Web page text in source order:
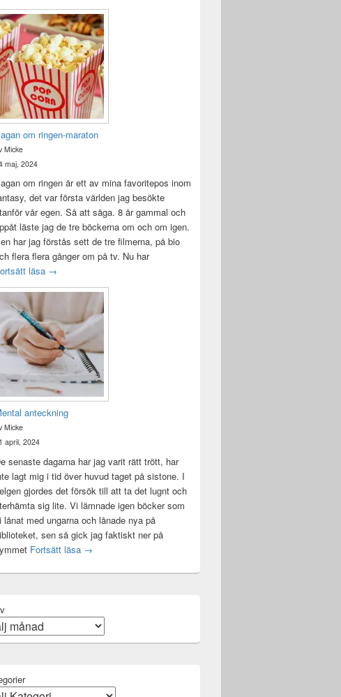
om ringen-maraton
Micke
maj, 2024
om ringen är ett av mina favoritepos inom
det var första världen jag besökte
vår egen. Så att säga. 8 år gammal och
läste jag de tre böckerna om och om igen.
har jag förstås sett de tre filmerna, på bio
flera flera gånger om på tv. Nu har
läsa Sagan om ringen-maraton
→
anteckning
Micke
april, 2024
senaste dagarna har jag varit rätt trött, har
lagt mig i tid över huvud taget på sistone. I
gjordes det försök till att ta det lugnt och
sig lite. Vi lämnade igen böcker som
lånat med ungarna och lånade nya på
sen så gick jag faktiskt ner på
Fortsätt läsa Mental anteckning
→